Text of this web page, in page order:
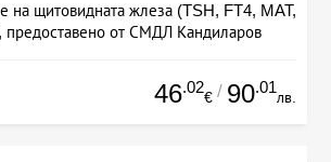
на щитовидната жлеза (TSH, FT4, MAT,
предоставено от СМДЛ Кандиларов
46.02
€ / 90.01
лв.